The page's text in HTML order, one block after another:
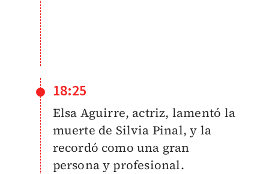
18:25
Elsa Aguirre, actriz, lamentó la
muerte de Silvia Pinal, y la
recordó como una gran
persona y profesional.